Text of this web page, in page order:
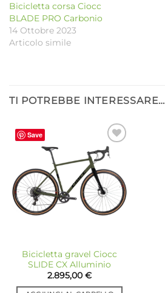
Bicicletta corsa Ciocc
BLADE PRO Carbonio
14 Ottobre 2023
Articolo simile
TI POTREBBE INTERESSARE…
Save
Aggiungi
alla lista
dei
desideri
Bicicletta gravel Ciocc
SLIDE CX Alluminio
2.895,00 €